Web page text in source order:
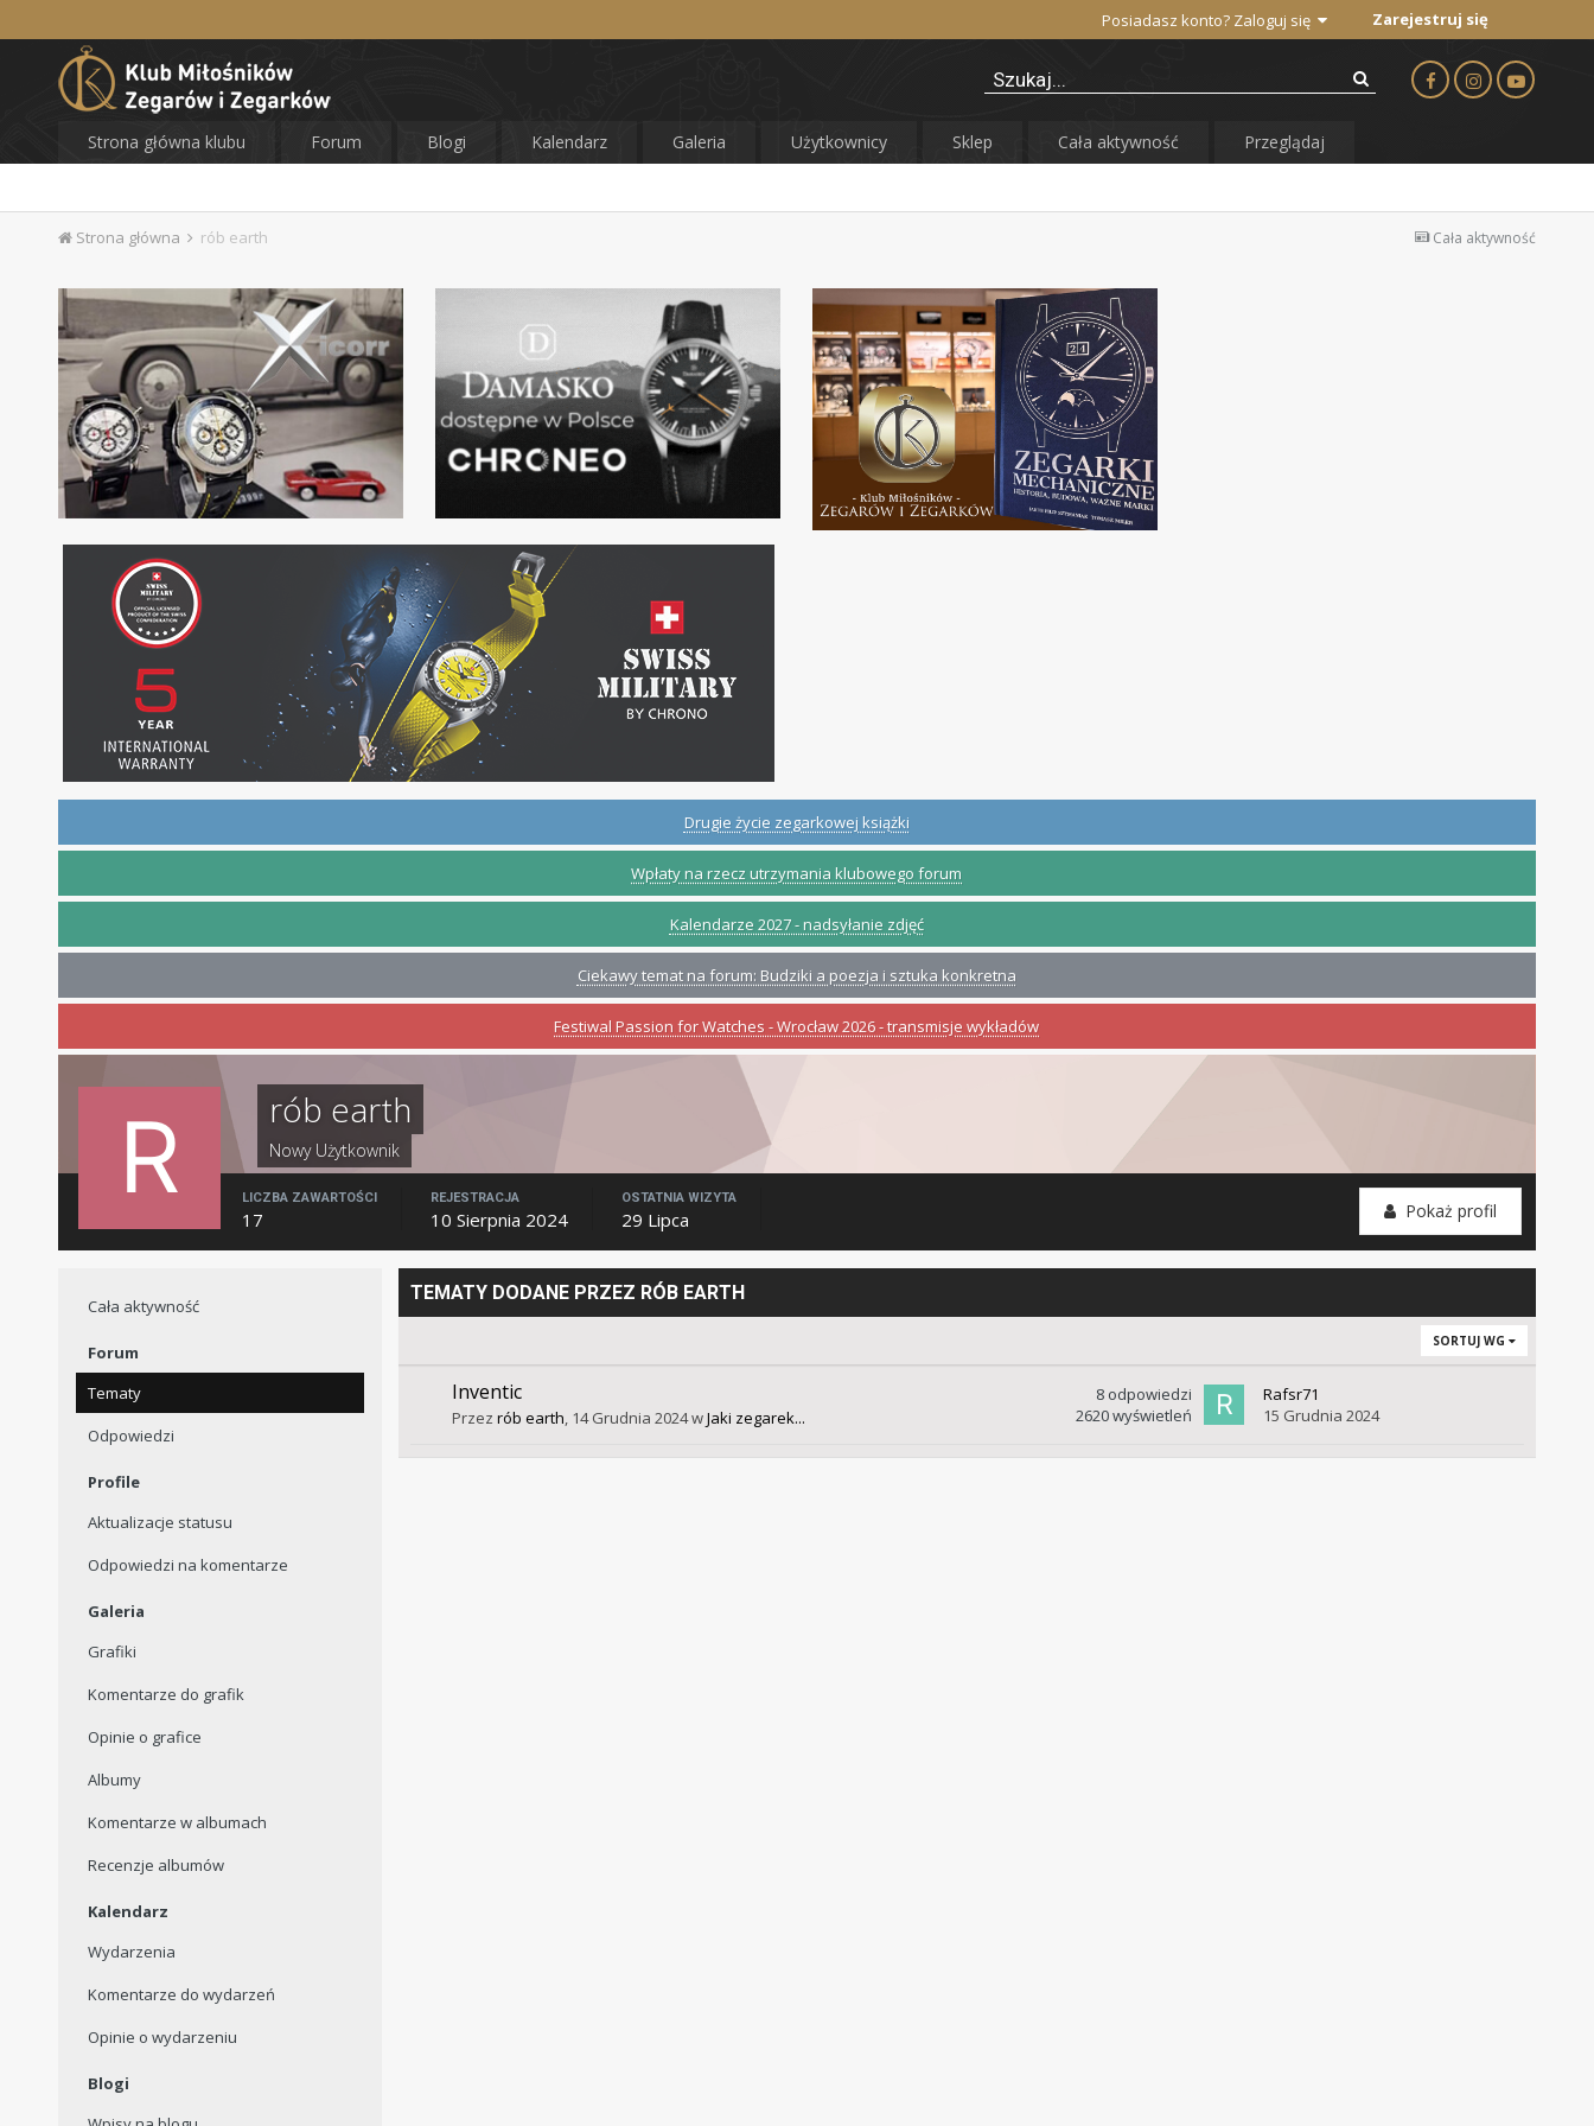
Posiadasz konto? Zaloguj się Zarejestruj się
Strona główna klubu Forum Blogi Kalendarz Galeria Użytkownicy Sklep Cała aktywność Przeglądaj
Cała aktywność
Strona główna rób earth
Drugie życie zegarkowej książki
Wpłaty na rzecz utrzymania klubowego forum
Kalendarze 2027 - nadsyłanie zdjęć
Ciekawy temat na forum: Budziki a poezja i sztuka konkretna
Festiwal Passion for Watches - Wrocław 2026 - transmisje wykładów
rób earth
Nowy Użytkownik
Pokaż profil
LICZBA ZAWARTOŚCI
17
REJESTRACJA
10 Sierpnia 2024
OSTATNIA WIZYTA
29 Lipca
Cała aktywność
Forum
Tematy
Odpowiedzi
Profile
Aktualizacje statusu
Odpowiedzi na komentarze
Galeria
Grafiki
Komentarze do grafik
Opinie o grafice
Albumy
Komentarze w albumach
Recenzje albumów
Kalendarz
Wydarzenia
Komentarze do wydarzeń
Opinie o wydarzeniu
Blogi
TEMATY DODANE PRZEZ RÓB EARTH
SORTUJ WG
Inventic
Przez rób earth, 14 Grudnia 2024wJaki zegarek...
8 odpowiedzi
2620wyświetleń
Rafsr71
15 Grudnia 2024